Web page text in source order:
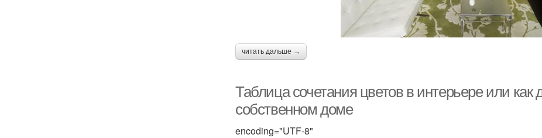
читать дальше →
Таблица сочетания цветов в интерьере или как
собственном доме
encoding="UTF-8"